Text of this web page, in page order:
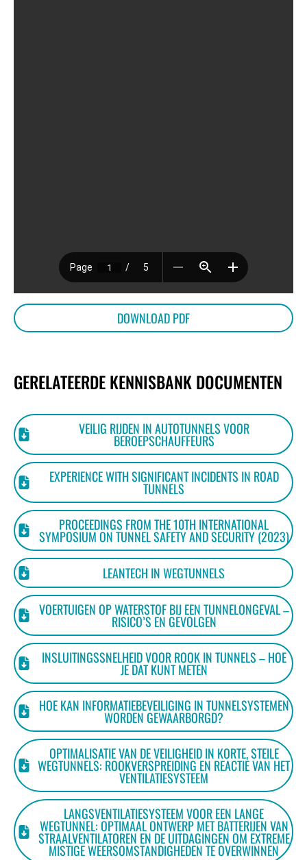
DOWNLOAD PDF
GERELATEERDE KENNISBANK DOCUMENTEN
VEILIG RIJDEN IN AUTOTUNNELS VOOR
BEROEPSCHAUFFEURS
EXPERIENCE WITH SIGNIFICANT INCIDENTS IN ROAD
TUNNELS
PROCEEDINGS FROM THE 10TH INTERNATIONAL
SYMPOSIUM ON TUNNEL SAFETY AND SECURITY (2023)
LEANTECH IN WEGTUNNELS
VOERTUIGEN OP WATERSTOF BIJ EEN TUNNELONGEVAL –
RISICO’S EN GEVOLGEN
INSLUITINGSSNELHEID VOOR ROOK IN TUNNELS – HOE
JE DAT KUNT METEN
HOE KAN INFORMATIEBEVEILIGING IN TUNNELSYSTEMEN
WORDEN GEWAARBORGD?
OPTIMALISATIE VAN DE VEILIGHEID IN KORTE, STEILE
WEGTUNNELS: ROOKVERSPREIDING EN REACTIE VAN HET
VENTILATIESYSTEEM
LANGSVENTILATIESYSTEEM VOOR EEN LANGE
WEGTUNNEL: OPTIMAAL ONTWERP MET BATTERIJEN VAN
STRAALVENTILATOREN EN DE UITDAGINGEN OM EXTREME
MISTIGE WEERSOMSTANDIGHEDEN TE OVERWINNEN